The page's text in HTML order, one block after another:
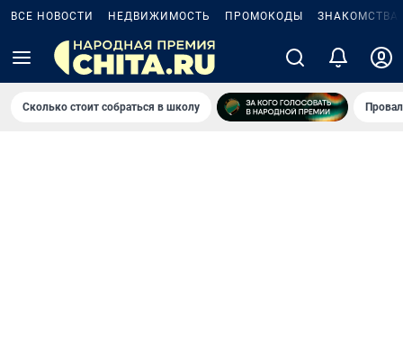
ВСЕ НОВОСТИ НЕДВИЖИМОСТЬ ПРОМОКОДЫ ЗНАКОМСТВА
Сколько стоит собраться в школу